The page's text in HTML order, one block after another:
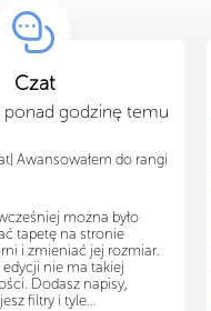
Czat
ponad godzinę temu
Awansowałem do rangi
można było
tapetę na stronie
i zmieniać jej rozmiar.
edycji nie ma takiej
Dodasz napisy,
filtry i tyle…